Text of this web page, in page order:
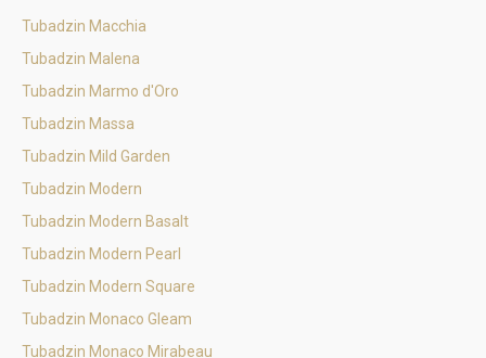
Tubadzin Macchia
Tubadzin Malena
Tubadzin Marmo d'Oro
Tubadzin Massa
Tubadzin Mild Garden
Tubadzin Modern
Tubadzin Modern Basalt
Tubadzin Modern Pearl
Tubadzin Modern Square
Tubadzin Monaco Gleam
Tubadzin Monaco Mirabeau